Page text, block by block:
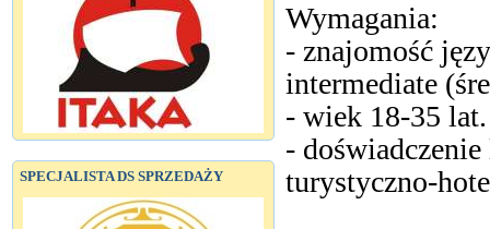
SPECJALISTA DS SPRZEDAŻY
Wymagania:
- znajomość
intermediate
- wiek 18-35 lat.
-
turystyczno-